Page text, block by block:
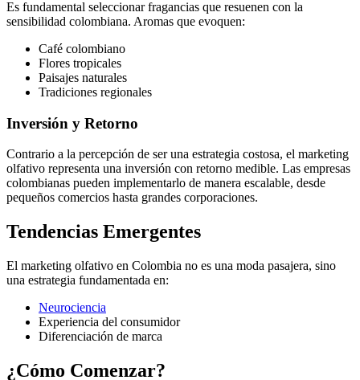
Es fundamental seleccionar fragancias que resuenen con la
sensibilidad colombiana. Aromas que evoquen:
Café colombiano
Flores tropicales
Paisajes naturales
Tradiciones regionales
Inversión y Retorno
Contrario a la percepción de ser una estrategia costosa, el marketing
olfativo representa una inversión con retorno medible. Las empresas
colombianas pueden implementarlo de manera escalable, desde
pequeños comercios hasta grandes corporaciones.
Tendencias Emergentes
El marketing olfativo en Colombia no es una moda pasajera, sino
una estrategia fundamentada en:
Neurociencia
Experiencia del consumidor
Diferenciación de marca
¿Cómo Comenzar?